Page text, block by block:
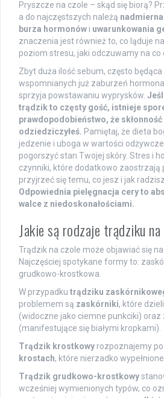
Pryszcze na czole – skąd się biorą?
a do najczęstszych należą
burza hormonów i uwarunkowania
znaczenia jest również to, co ląduje
poziom stresu, jaki odczuwamy na co
Zbyt duża ilość sebum, często
wspomnianych już zaburzeń
sprzyja powstawaniu wyprysków.
trądzik to częsty gość, istnieje
prawdopodobieństwo, że
odziedziczyłeś. Pamiętaj, że dieta
jedzenie i uboga w wartości
pogorszyć stan Twojej skóry. Stres i
czynniki, które dodatkowo zaostrzają
przyjrzeć się temu, co jesz i jak
Odpowiednia pielęgnacja cery to
walce z niedoskonałościami.
Jakie są rodzaje trądziku
Trądzik na czole może objawiać się
Najczęściej spotykane formy to:
grudkowo-krostkowa.
W przypadku trądziku
problemem są zaskórniki, które
(widoczne jako ciemne punkciki) oraz
(manifestujące się białymi kropkami).
Trądzik krostkowy rozpoznajemy po
krostach, które nierzadko wypełnione
Trądzik grudkowo-krostkowy
wcześniej wymienionych typów, co